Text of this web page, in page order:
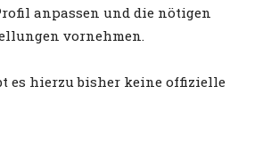
anpassen und die nötigen
vornehmen.
es hierzu bisher keine offizielle